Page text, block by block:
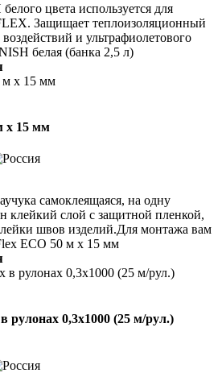
цвета используется для
Защищает теплоизоляционный
и ультрафиолетового
белая (банка 2,5 л)
x 15 мм
самоклеящаяся, на одну
клейкий слой с защитной пленкой,
швов изделий.Для монтажа вам
ECO 50 м x 15 мм
0,3х1000 (25 м/рул.)